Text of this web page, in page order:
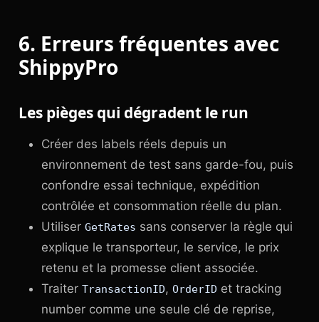
6. Erreurs fréquentes avec
ShippyPro
Les pièges qui dégradent le run
Créer des labels réels depuis un
environnement de test sans garde-fou, puis
confondre essai technique, expédition
contrôlée et consommation réelle du plan.
Utiliser GetRates sans conserver la règle qui
explique le transporteur, le service, le prix
retenu et la promesse client associée.
Traiter TransactionID, OrderID et tracking
number comme une seule clé de reprise,